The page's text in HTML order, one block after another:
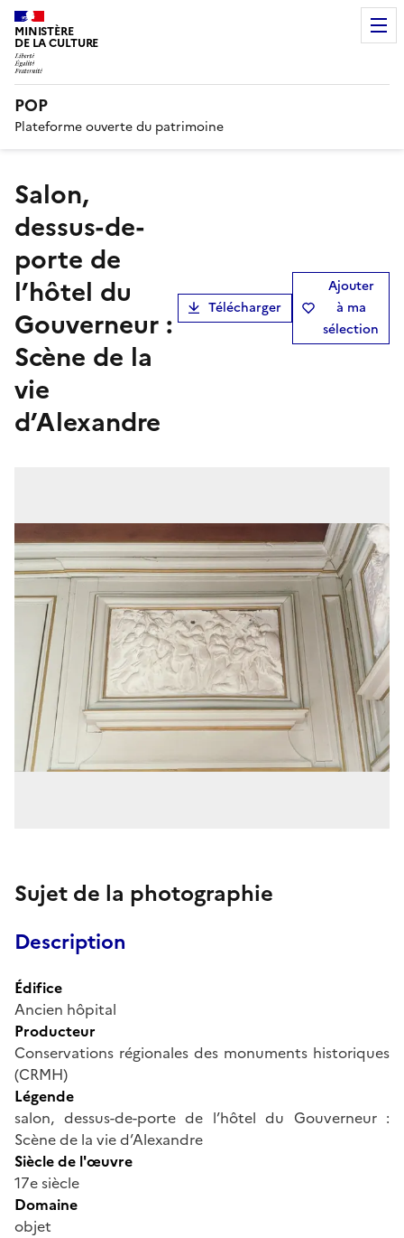
MINISTÈRE
DE LA CULTURE
POP
Plateforme ouverte du patrimoine
salon,
dessus-de-
porte de
l’hôtel du
Gouverneur :
Scène de la
vie
d’Alexandre
Télécharger
Ajouter
à ma
sélection
Sujet de la photographie
Description
Édifice
Ancien hôpital
Producteur
Conservations régionales des monuments historiques
(CRMH)
Légende
salon, dessus-de-porte de l’hôtel du Gouverneur :
Scène de la vie d’Alexandre
Siècle de l'œuvre
17e siècle
Domaine
objet